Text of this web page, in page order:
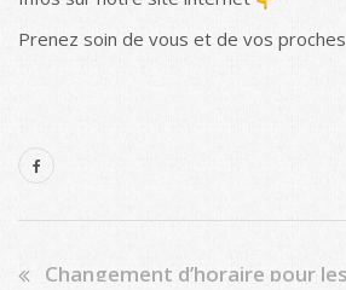
Prenez soin de vous et de vos proches